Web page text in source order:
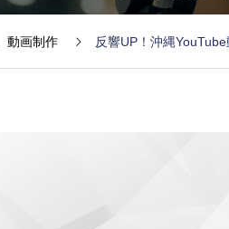
動画制作 反響UP！沖縄